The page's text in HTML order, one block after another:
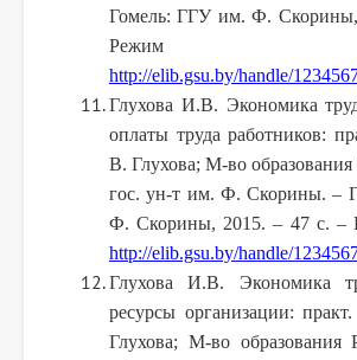
Гомель: ГГУ им. Ф.
Режим
http://elib.gsu.by/handle/
Глухова И.В. Экономика
оплаты труда работников:
В. Глухова; М-во
гос. ун-т им. Ф. Скорины. –
Ф. Скорины, 2015. – 47 с. –
http://elib.gsu.by/handle/
Глухова И.В. Экономика
ресурсы организации:
Глухова; М-во образования